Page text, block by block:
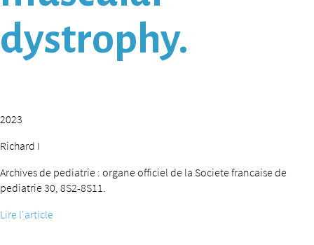
dystrophy.
2023
Richard I
Archives de pediatrie : organe officiel de la Societe francaise de
pediatrie 30, 8S2-8S11.
Lire l'article